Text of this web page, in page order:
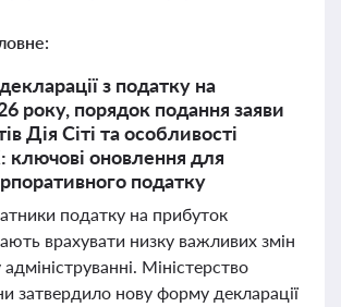
з податку на
року, порядок подання заяви
Дія Сіті та особливості
ключові оновлення для
податку
податку на прибуток
врахувати низку важливих змін
Міністерство
затвердило нову форму декларації